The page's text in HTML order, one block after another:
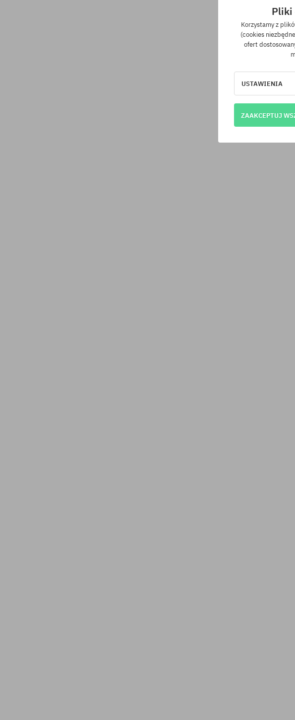
Pliki
Korzystamy z
(cookies
ofert
USTAWIENIA
ZAAKCEPTUJ